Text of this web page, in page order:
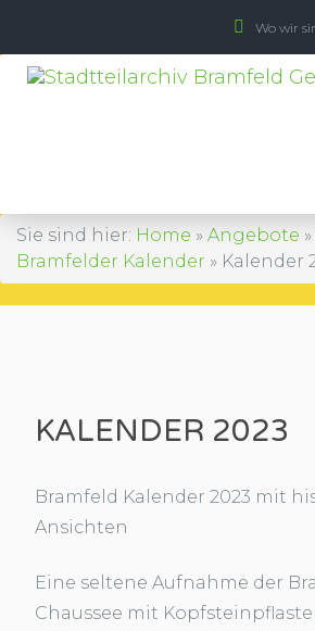
Wo wir
Skip
Sie sind hier: Home » Angebote »
Bramfelder Kalender » Kalender
KALENDER 2023
Bramfeld Kalender 2023 mit
Ansichten
Eine seltene Aufnahme der
Chaussee mit